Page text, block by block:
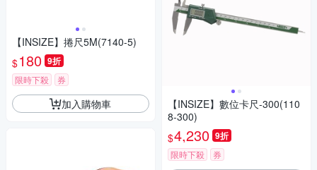
【INSIZE】捲尺5M(7140-5)
$180 9折
限時下殺 券
加入購物車
【INSIZE】數位卡尺-300(110
8-300)
$4,230 9折
限時下殺 券